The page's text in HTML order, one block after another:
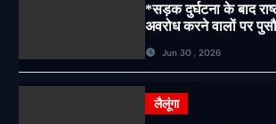
*सड़क दुर्घटना के बाद
अवरोध करने वालों पर
Jun 30 , 2026
लैलूंगा